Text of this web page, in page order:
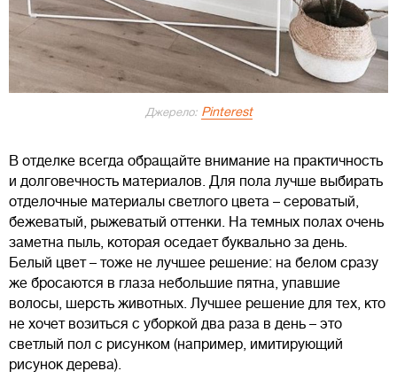
Джерело: Pinterest
В отделке всегда обращайте внимание на практичность
и долговечность материалов. Для пола лучше выбирать
отделочные материалы светлого цвета – сероватый,
бежеватый, рыжеватый оттенки. На темных полах очень
заметна пыль, которая оседает буквально за день.
Белый цвет – тоже не лучшее решение: на белом сразу
же бросаются в глаза небольшие пятна, упавшие
волосы, шерсть животных. Лучшее решение для тех, кто
не хочет возиться с уборкой два раза в день – это
светлый пол с рисунком (например, имитирующий
рисунок дерева).